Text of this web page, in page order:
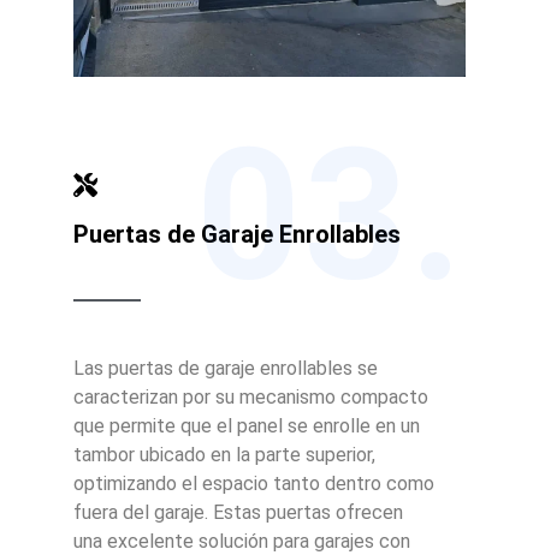
Puertas de Garaje Enrollables
03.
Las puertas de garaje enrollables se
caracterizan por su mecanismo compacto
que permite que el panel se enrolle en un
tambor ubicado en la parte superior,
optimizando el espacio tanto dentro como
fuera del garaje. Estas puertas ofrecen
una excelente solución para garajes con